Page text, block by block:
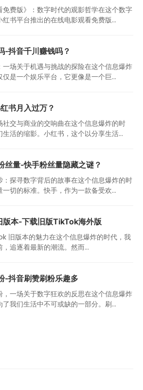
免费版》：数字时代的观影哲学在这个数字
书平台推出的在线电影观看免费版...
-抖音千川赚钱吗？
场关于机遇与挑战的探险在这个信息爆炸
是一个娱乐平台，它更像是一个巨...
书月入过万？
交与商业的交响曲在这个信息爆炸的时
活的缩影。小红书，这个以分享生活...
丝量-快手粉丝量隐藏之谜？
探寻数字背后的故事在这个信息爆炸的时
切的标准。快手，作为一款备受欢...
本-下载旧版TikTok海外版
旧版本的魅力在这个信息爆炸的时代，我
追逐着最新的潮流。然而...
-抖音刷赞刷粉乐趣多
一场关于数字狂欢的反思在这个信息爆炸
我们生活中不可或缺的一部分。刷...